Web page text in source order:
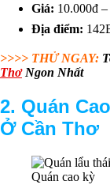
Giá: 10.000đ
Địa điểm:
>>>> THỬ NGAY:
Thơ Ngon Nhất
2. Quán
Ở Cần Thơ
Quán cao kỳ